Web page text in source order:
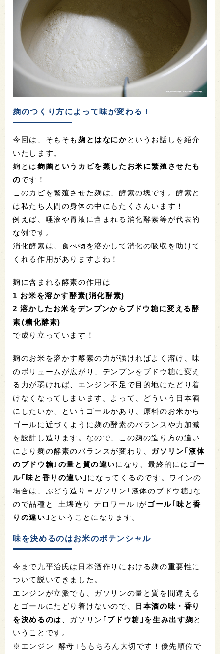
麹のつくり方によって味が変わる！
今回は、そもそも麹とはなにかというお話しを紹介
いたします。
麹とは麹菌というカビを蒸したお米に繁殖させたも
のです！
このカビを繁殖させた麹は、酵素の塊です。酵素と
は私たち人間の身体の中にもたくさんいます！
例えば、唾液や胃液に含まれる消化酵素等が代表的
な例です。
消化酵素は、食べ物を溶かして消化の吸収を助けて
くれる作用がありますよね！
麹に含まれる酵素の作用は
1 お米を溶かす酵素(消化酵素)
2 溶かしたお米をデンプンからブドウ糖に変える酵
素(糖化酵素)
で成り立っています！
麹のお米を溶かす酵素の力が強ければよく溶け、味
のボリュームが広がり、デンプンをブドウ糖に変え
る力が弱ければ、エンジン不足で目的地にたどり着
けなくなってしまいます。よって、どういう日本酒
にしたいか、というゴールがあり、原料のお米から
ゴールに近づくように麹の酵素のバランスや力加減
を設計し造ります。なので、この麹の造り方の違い
により麹の酵素のバランスが変わり、 ガソリン｢液体
のブドウ糖｣の量と質の違いになり、最終的には ゴー
ル｢味と香りの違い｣ になってくるのです。ワインの
場合は、ぶどう造り＝ガソリン｢液体のブドウ糖｣な
ので品種と｢土壌造り テロワール｣が ゴール｢味と香
りの違い｣ ということになります。
味を決めるのはお米のポテンシャル
今まで九平治氏は日本酒作りにおける麹の重要性に
ついて説いてきました。
エンジンが立派でも、ガソリンの量と質を間違える
とゴールにたどり着けないので、
日本酒の味・香り
を決めるのは
、ガソリン｢ブドウ糖｣を生み出す麹 と
いうことです。
※エンジン｢酵母｣ももちろん大切です！優先順位で